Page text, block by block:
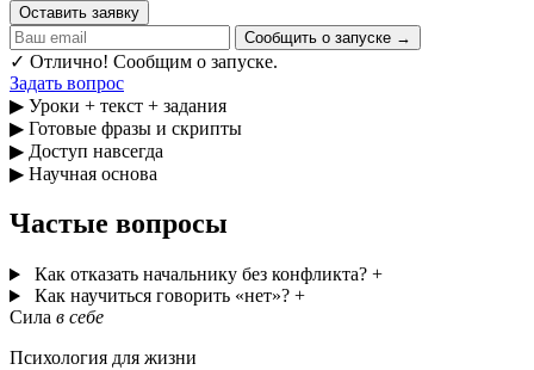
Оставить заявку
Сообщить о запуске →
✓ Отлично! Сообщим о запуске.
Задать вопрос
▶ Уроки + текст + задания
▶ Готовые фразы и скрипты
▶ Доступ навсегда
▶ Научная основа
Частые вопросы
Как отказать начальнику без конфликта? +
Как научиться говорить «нет»? +
Сила в себе
Психология для жизни